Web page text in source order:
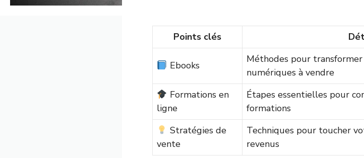
Points clés
Ebooks
Méthodes pour transformer
numériques à vendre
Formations en
ligne
Étapes essentielles pour
formations
Stratégies de
vente
Techniques pour toucher
revenus